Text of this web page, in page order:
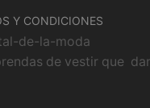
Y CONDICIONES
de vestir que